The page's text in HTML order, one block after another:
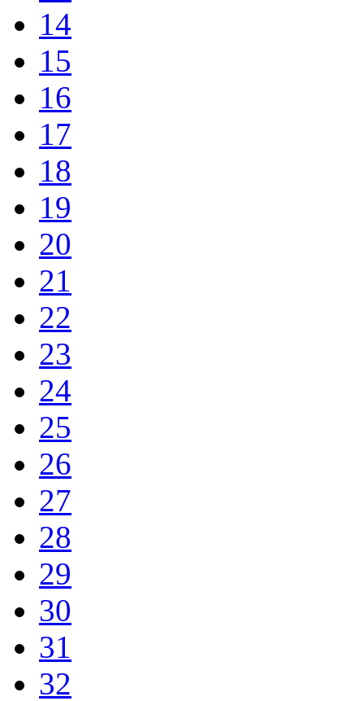
14
15
16
17
18
19
20
21
22
23
24
25
26
27
28
29
30
31
32